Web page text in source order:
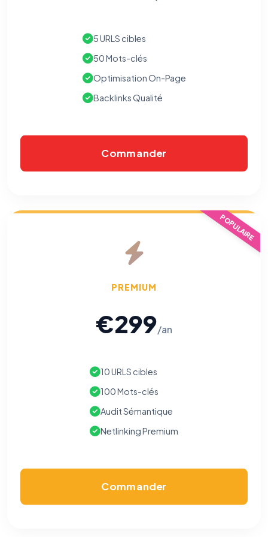
5 URLS cibles
50 Mots-clés
Optimisation On-Page
Backlinks Qualité
Commander
POPULAIRE
PREMIUM
€299/an
10 URLS cibles
100 Mots-clés
Audit Sémantique
Netlinking Premium
Commander